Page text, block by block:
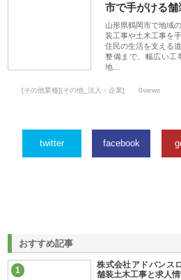
市で手がける
山形県鶴岡市で地域
装工事や土木工事を
住民の生活を支える
整備まで、幅広い工
地…
[その他業種][その他_法人・企業] 0views
twitter facebook
おすすめ記事
1
株式会社アドバンス
舗装土木工事と求人